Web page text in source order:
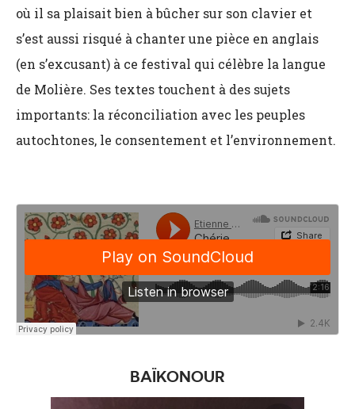
où il sa plaisait bien à bûcher sur son clavier et
s’est aussi risqué à chanter une pièce en anglais
(en s’excusant) à ce festival qui célèbre la langue
de Molière. Ses textes touchent à des sujets
importants: la réconciliation avec les peuples
autochtones, le consentement et l’environnement.
BAÏKONOUR